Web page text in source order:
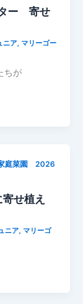
ー 寄せ
ニア, マリーゴー
ちが
庭菜園 2026
寄せ植え
ニア, マリーゴ